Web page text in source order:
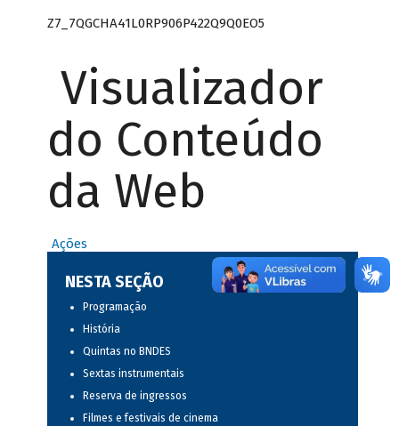
Z7_7QGCHA41L0RP906P422Q9Q0EO5
Visualizador
do Conteúdo
da Web
Ações
NESTA SEÇÃO
Programação
História
Quintas no BNDES
Sextas instrumentais
Reserva de ingressos
Filmes e festivais de cinema